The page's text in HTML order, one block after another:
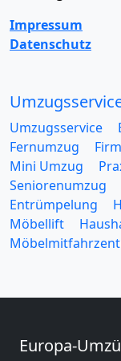
Impressum
Datenschutz
Umzugsservice
Fernumzug
Mini Umzug
Seniorenumzug
Entrümpelung
Möbellift
Europa-